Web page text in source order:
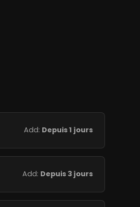
Add: Depuis 1 jours
Add: Depuis 3 jours